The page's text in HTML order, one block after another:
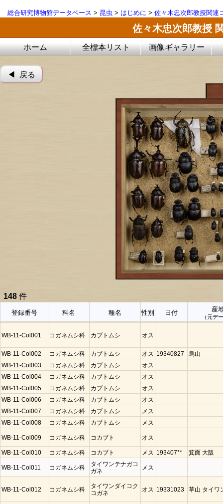
総合研究博物館データベース > 昆虫 > はじめに > 佐々木忠次郎教授関連
佐々木忠次郎教授
ホーム 全標本リスト 画像ギャラリー
◀︎ 戻る
148 件
登録番号 科名 種名 性別 日付 産
（元デ
WB-11-Col001 コガネムシ科 カブトムシ オス
WB-11-Col002 コガネムシ科 カブトムシ オス 19340827
烏山
WB-11-Col003
コガネムシ科 カブトムシ
オス
WB-11-Col004
コガネムシ科 カブトムシ
オス
WB-11-Col005
コガネムシ科 カブトムシ
オス
WB-11-Col006
コガネムシ科 カブトムシ
オス
WB-11-Col007
コガネムシ科 カブトムシ
メス
WB-11-Col008
コガネムシ科 カブトムシ メス
WB-11-Col009 コガネムシ科 コカブト オス
WB-11-Col010 コガネムシ科 コカブト メス 193407** 箕面 大阪
WB-11-Col011 コガネムシ科
タイワンテナガコ
ガネ
メス
WB-11-Col012 コガネムシ科
タイワンダイコク
コガネ
オス 19331023 草山 タイワ